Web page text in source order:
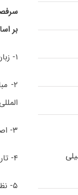
بر
۱- زبان عمومی و تخصصی انگلیسی
۳- اصول روزنامه نگاری (خبرنویسی، گزارش خبری و شیوه نگارش فارسی)
۴- تاریخ معاصر ایران و جهان و مسائل بین المللی مهم معاصر
۵- نظریه های ارتباطات